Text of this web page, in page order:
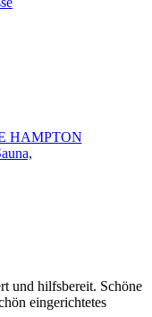
HAMPTON
und hilfsbereit. Schöne
eingerichtetes